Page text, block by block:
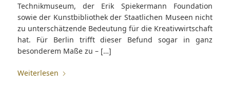
Technikmuseum, der Erik Spiekermann Foundation
sowie der Kunstbibliothek der Staatlichen Museen nicht
zu unterschätzende Bedeutung für die Kreativwirtschaft
hat. Für Berlin trifft dieser Befund sogar in ganz
besonderem Maße zu – […]
Weiterlesen